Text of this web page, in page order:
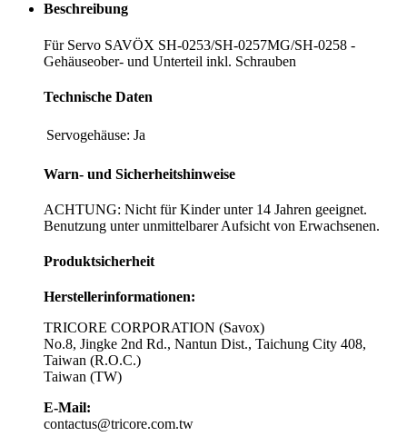
Beschreibung
Für Servo SAVÖX SH-0253/SH-0257MG/SH-0258 -
Gehäuseober- und Unterteil inkl. Schrauben
Technische Daten
Servogehäuse: Ja
Warn- und Sicherheitshinweise
ACHTUNG: Nicht für Kinder unter 14 Jahren geeignet.
Benutzung unter unmittelbarer Aufsicht von Erwachsenen.
Produktsicherheit
Herstellerinformationen:
TRICORE CORPORATION (Savox)
No.8, Jingke 2nd Rd., Nantun Dist., Taichung City 408,
Taiwan (R.O.C.)
Taiwan (TW)
E-Mail:
contactus@tricore.com.tw